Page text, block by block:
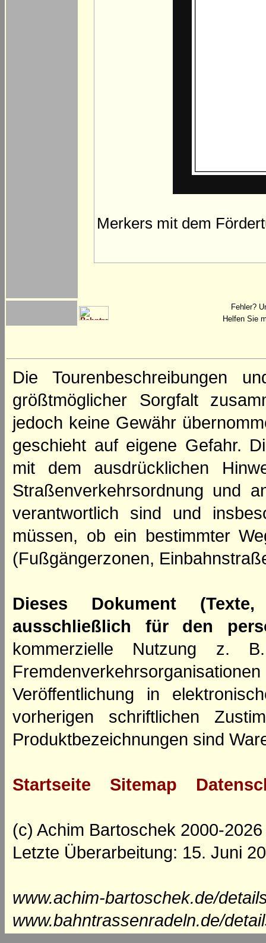
Merkers mit dem
Fehler?
Helfen Sie
Die Tourenbeschreibungen
größtmöglicher Sorgfalt
jedoch keine Gewähr
geschieht auf eigene Gefahr.
mit dem ausdrücklichen
Straßenverkehrsordnung und
verantwortlich sind und
müssen, ob ein bestimmter
(Fußgängerzonen,
Dieses Dokument
ausschließlich für den
kommerzielle Nutzung z.
Veröffentlichung in
vorherigen schriftlichen
Produktbezeichnungen sind
Startseite Sitemap
(c) Achim Bartoschek 2000-2026
Letzte Überarbeitung: 15. Juni
www.achim-bartoschek.de/
www.bahntrassenradeln.de/